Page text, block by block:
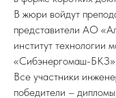
В жюри войдут
представители АО
институт
«Сибэнергомаш-
Все участники
победители –